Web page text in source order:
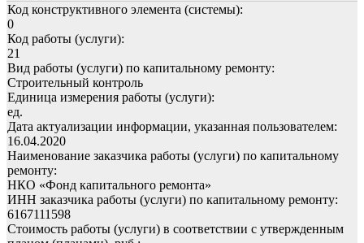
Код конструктивного элемента (системы):
0
Код работы (услуги):
21
Вид работы (услуги) по капитальному ремонту:
Строительный контроль
Единица измерения работы (услуги):
ед.
Дата актуализации информации, указанная пользователем:
16.04.2020
Наименование заказчика работы (услуги) по капитальному
ремонту:
НКО «Фонд капитального ремонта»
ИНН заказчика работы (услуги) по капитальному ремонту:
6167111598
Стоимость работы (услуги) в соответствии с утвержденным